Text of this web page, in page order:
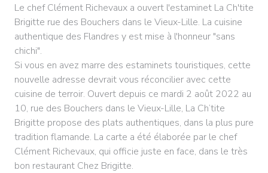
Le chef Clément Richevaux a ouvert l'estaminet La Ch'tite
Brigitte rue des Bouchers dans le Vieux-Lille. La cuisine
authentique des Flandres y est mise à l'honneur "sans
chichi".
Si vous en avez marre des estaminets touristiques, cette
nouvelle adresse devrait vous réconcilier avec cette
cuisine de terroir. Ouvert depuis ce mardi 2 août 2022 au
10, rue des Bouchers dans le Vieux-Lille, La Ch’tite
Brigitte propose des plats authentiques, dans la plus pure
tradition flamande. La carte a été élaborée par le chef
Clément Richevaux, qui officie juste en face, dans le très
bon restaurant Chez Brigitte.